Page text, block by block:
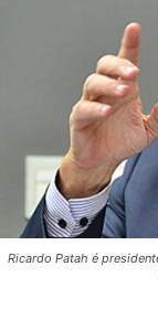
Ricardo Patah é